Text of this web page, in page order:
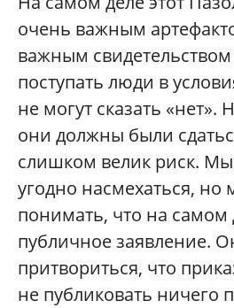
очень важным
важным свидетельством
поступать люди в
не могут сказать «нет».
они должны были
слишком велик риск.
угодно насмехаться,
понимать, что на самом
публичное заявление.
притвориться, что
не публиковать ничего